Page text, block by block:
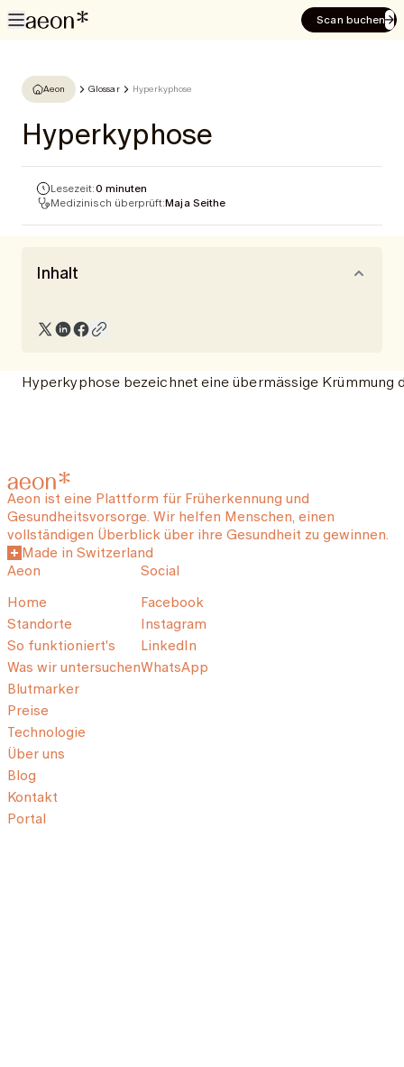
Scan buchen
Aeon Glossar Hyperkyphose
Hyperkyphose
Lesezeit:0 minuten
Medizinisch überprüft:Maja Seithe
Inhalt
Hyperkyphose bezeichnet eine übermässige Krümmung
Aeon ist eine Plattform für Früherkennung und
Gesundheitsvorsorge. Wir helfen Menschen, einen
vollständigen Überblick über ihre Gesundheit zu gewinnen.
Made in Switzerland
Aeon
Home
Standorte
So funktioniert's
Was wir untersuchen
Blutmarker
Preise
Technologie
Über uns
Blog
Kontakt
Portal
Social
Facebook
Instagram
LinkedIn
WhatsApp